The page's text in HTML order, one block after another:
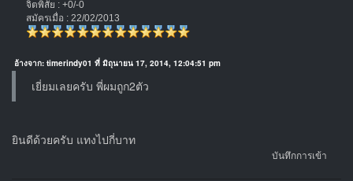
จิตพิสัย : +0/-0
สมัครเมื่อ : 22/02/2013
อ้างจาก: timerindy01 ที่ มิถุนายน 17, 2014, 12:04:51 pm
เยี่ยมเลยครับ พี่ผมถูก2ตัว
ยินดีด้วยครับ แทงไปกี่บาท
บันทึกการเข้า